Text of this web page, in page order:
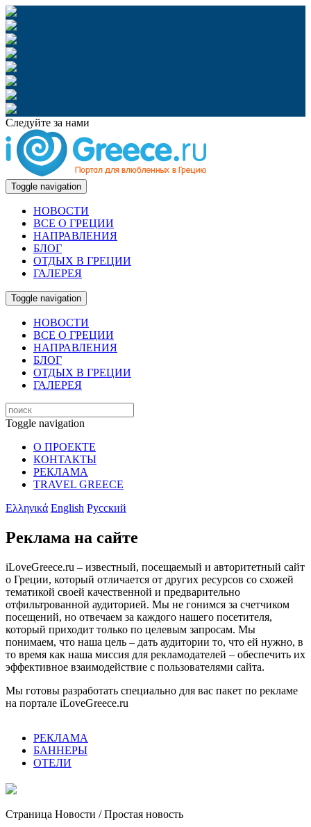
Следуйте за нами
Toggle navigation
НОВОСТИ
ВСЕ О ГРЕЦИИ
НАПРАВЛЕНИЯ
БЛОГ
ОТДЫХ В ГРЕЦИИ
ГАЛЕРЕЯ
Toggle navigation
НОВОСТИ
ВСЕ О ГРЕЦИИ
НАПРАВЛЕНИЯ
БЛОГ
ОТДЫХ В ГРЕЦИИ
ГАЛЕРЕЯ
Toggle navigation
О ПРОЕКТЕ
КОНТАКТЫ
РЕКЛАМА
TRAVEL GREECE
Ελληνικά English Русский
Реклама на сайте
iLoveGreece.ru – известный, посещаемый и авторитетный сайт
о Греции, который отличается от других ресурсов со схожей
тематикой своей качественной и предварительно
отфильтрованной аудиторией. Мы не гонимся за счетчиком
посещений, но отвечаем за каждого нашего посетителя,
который приходит только по целевым запросам. Мы
понимаем, что наша цель – дать аудитории то, что ей нужно, в
то время как наша миссия для рекламодателей – обеспечить их
эффективное взаимодействие с пользователями сайта.
Мы готовы разработать специально для вас пакет по рекламе
на портале iLoveGreece.ru
РЕКЛАМА
БАННЕРЫ
ОТЕЛИ
Страница Новости / Простая новость